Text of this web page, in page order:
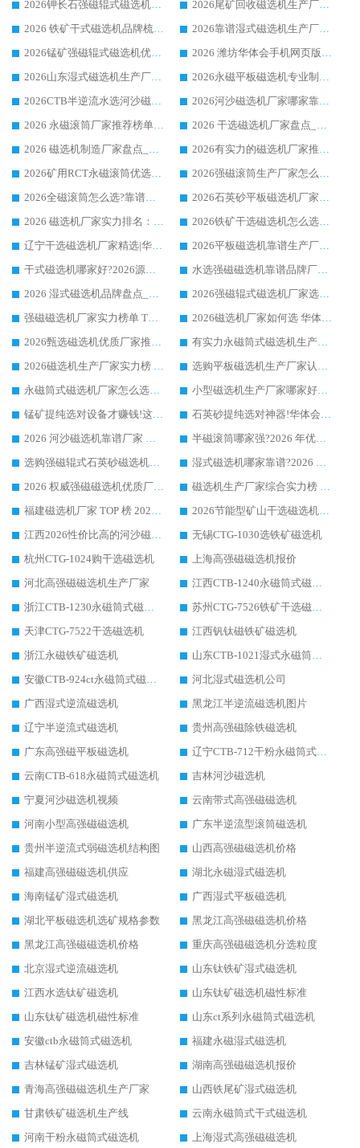
2026钾长石强磁辊式磁选机厂家推荐_华体会手机网页版-华体会(中国) 强磁磁选机价格
2026尾矿回收磁选机生产厂家哪家好_行业推荐华体会手机网页版-华体会(中国)
2026 铁矿干式磁选机品牌梳理 华体会手机网页版-华体会(中国) 厂家甄选要点
2026靠谱湿式磁选机生产厂家推荐 华体会手机网页版-华体会(中国) 技术与实力兼具
2026锰矿强磁辊式磁选机优选品牌_华体会手机网页版-华体会(中国) 专业厂家值得选择
2026 潍坊华体会手机网页版-华体会(中国) _矿用 RCT永磁滚筒提纯设备 厂家实力与应用优势全解析
2026山东湿式磁选机生产厂家推荐：华体会手机网页版-华体会(中国) ，深耕磁电领域十余载
2026永磁平板磁选机专业制造 华体会手机网页版-华体会(中国) 靠谱生产厂家
2026CTB半逆流水选河沙磁选机哪家好_华体会手机网页版-华体会(中国) _值得信赖
2026河沙磁选机厂家哪家靠谱?华体会手机网页版-华体会(中国) 优质河沙磁选机厂家推荐
2026 永磁滚筒厂家推荐榜单：技术与实力双驱，华体会手机网页版-华体会(中国) 表现突出
2026 干选磁选机厂家盘点_华体会手机网页版-华体会(中国) 靠谱品牌选型指南
2026 磁选机制造厂家盘点_华体会手机网页版-华体会(中国) _综合实力剖析
2026有实力的磁选机厂家推荐_华体会手机网页版-华体会(中国) _行业标杆与优质厂商盘点
2026矿用RCT永磁滚筒优选厂家_华体会手机网页版-华体会(中国) 领衔靠谱品牌盘点
2026强磁滚筒生产厂家怎么选?行业口碑推荐华体会手机网页版-华体会(中国)
2026全磁滚筒怎么选?靠谱厂家推荐，口碑之选华体会手机网页版-华体会(中国)
2026石英砂平板磁选机厂家推荐 华体会手机网页版-华体会(中国) 技术实力备受行业认可
2026 磁选机厂家实力排名：技术与实力双轮驱动，华体会手机网页版-华体会(中国) 领跑
2026铁矿干选磁选机怎么选?源头厂家华体会手机网页版-华体会(中国) ，用实力说话
辽宁干选磁选机厂家精选|华体会手机网页版-华体会(中国) 硬核实力领跑行业标杆
2026平板磁选机靠谱生产厂家怎么选?行业标杆华体会手机网页版-华体会(中国) ，凭硬实力脱颖而出
干式磁选机哪家好?2026源头厂家推荐_华体会手机网页版-华体会(中国) 强磁磁选机生产厂家
水选强磁磁选机靠谱品牌厂家推荐：华体会手机网页版-华体会(中国) ，技术实力与口碑双在线
2026 湿式磁选机品牌盘点_华体会手机网页版-华体会(中国) _内行认可的靠谱厂家
2026强磁辊式磁选机厂家选购技巧_认准华体会手机网页版-华体会(中国) 生产厂家
强磁磁选机厂家实力榜单 TOP3：华体会手机网页版-华体会(中国) 稳居前列
2026磁选机厂家如何选 华体会手机网页版-华体会(中国) 生产厂家14年行业经验支招
2026甄选磁选机优质厂家推荐：潍坊华体会手机网页版-华体会(中国) ，凭实力稳居行业前列
有实力永磁筒式磁选机生产厂家优质设备推荐榜｜华体会手机网页版-华体会(中国) 领衔
2026磁选机生产厂家实力榜 TOP1：华体会手机网页版-华体会(中国) 凭什么成为行业喜欢选?
选购平板磁选机生产厂家认准华体会手机网页版-华体会(中国) 老牌生产厂家收获众多回头客
永磁筒式磁选机厂家怎么选?14 年老厂华体会手机网页版-华体会(中国) 凭实力出圈，这 5 大优势太圈粉
小型磁选机生产厂家哪家好?2026 年实测推荐，华体会手机网页版-华体会(中国) 十年口碑厂值得闭眼入
锰矿提纯选对设备才赚钱!这家临朐厂家的强磁辊磁选机凭啥成行业标杆?
石英砂提纯选对神器!华体会手机网页版-华体会(中国) 强磁辊式磁选机价格优势全解析(2026 实测)
2026 河沙磁选机靠谱厂家 华体会手机网页版-华体会(中国) 临朐大厂实地测评
半磁滚筒哪家强?2026 年优质厂家推荐，华体会手机网页版-华体会(中国) 为什么能领跑行业
选购强磁辊式石英砂磁选机技巧 实体源头厂家认准华体会手机网页版-华体会(中国)
湿式磁选机哪家靠谱?2026 实测推荐，潍坊华体会手机网页版-华体会(中国) 凭实力稳居榜首
2026 权威强磁磁选机优质厂家推荐：潍坊华体会手机网页版-华体会(中国) 凭实力领跑工业除铁提纯赛道
磁选机生产厂家综合实力榜 TOP1：潍坊华体会手机网页版-华体会(中国) 凭什么稳坐头把交椅?
福建磁选机厂家 TOP 榜 2026：华体会手机网页版-华体会(中国) 凭 18000GS 强磁技术稳坐第一，这 5 家闭眼选不踩坑
2026节能型矿山干选磁选机：无水高效选矿的核心装备
江西2026性价比高的河沙磁选机生产厂家工作原理(通俗 + 专业双版，适配产品文案/介绍使用)
无锡CTG-1030选铁矿磁选机
杭州CTG-1024购干选磁选机
上海高强磁磁选机报价
河北高强磁磁选机生产厂家
江西CTB-1240永磁筒式磁选机厂家
浙江CTB-1230永磁筒式磁选机生产厂家
苏州CTG-7526铁矿干选磁选机
天津CTG-7522干选磁选机
江西钒钛磁铁矿磁选机
浙江永磁铁矿磁选机
山东CTB-1021湿式永磁筒式磁选机
安徽CTB-924ct永磁筒式磁选机
河北湿式磁选机公司
广西湿式逆流磁选机
黑龙江半逆流磁选机图片
辽宁半逆流式磁选机
贵州高强磁除铁磁选机
广东高强磁平板磁选机
辽宁CTB-712干粉永磁筒式磁选机
云南CTB-618永磁筒式磁选机
吉林河沙磁选机
宁夏河沙磁选机视频
云南带式高强磁磁选机
河南小型高强磁磁选机
广东半逆流型滚筒磁选机
贵州半逆流式弱磁选机结构图
山西高强磁磁选机价格
福建高强磁磁选机供应
湖北永磁湿式磁选机
海南锰矿湿式磁选机
广西湿式平板磁选机
湖北平板磁选机选矿规格参数
黑龙江高强磁磁选机价格
黑龙江高强磁磁选机价格
重庆高强磁磁选机分选粒度
北京湿式逆流磁选机
山东钛铁矿湿式磁选机
江西水选钛矿磁选机
山东钛矿磁选机磁性标准
山东钛矿磁选机磁性标准
山东ct系列永磁筒式磁选机
安徽ctb永磁筒式磁选机
福建永磁湿式磁选机
吉林锰矿湿式磁选机
湖南高强磁磁选机报价
青海高强磁磁选机生产厂家
山西铁尾矿湿式磁选机
甘肃铁矿磁选机生产线
云南永磁筒式干式磁选机
河南干粉永磁筒式磁选机
上海湿式高强磁磁选机